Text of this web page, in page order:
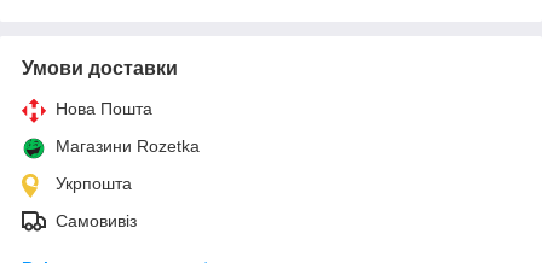
Умови доставки
Нова Пошта
Магазини Rozetka
Укрпошта
Самовивіз